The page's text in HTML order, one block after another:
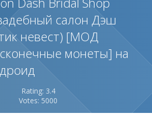
салон Дэш
невест) [МОД
монеты] на
Rating: 3.4
Votes: 5000